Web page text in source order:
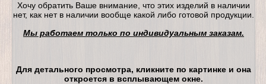
Хочу обратить Ваше внимание, что этих изделий в наличии
нет, как нет в наличии вообще какой либо готовой продукции.
Мы работаем только по индивидуальным заказам.
Для детального просмотра, кликните по картинке и она
откроется в всплывающем окне.